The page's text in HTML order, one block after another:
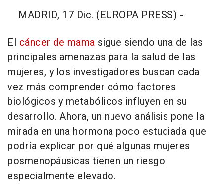
MADRID, 17 Dic. (EUROPA PRESS) -
El cáncer de mama sigue siendo una de las
principales amenazas para la salud de las
mujeres, y los investigadores buscan cada
vez más comprender cómo factores
biológicos y metabólicos influyen en su
desarrollo. Ahora, un nuevo análisis pone la
mirada en una hormona poco estudiada que
podría explicar por qué algunas mujeres
posmenopáusicas tienen un riesgo
especialmente elevado.